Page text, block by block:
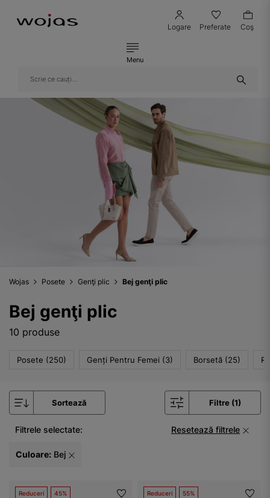
Logare Preferate Coş
Menu
Wojas Posete Genţi plic Bej genţi plic
Bej genţi plic
10 produse
Posete (250) Genți Pentru Femei (3) Borsetă (25)
Sortează Filtre (1)
Filtrele selectate: Resetează filtrele
Culoare: Bej
Reduceri 45% Reduceri 55%